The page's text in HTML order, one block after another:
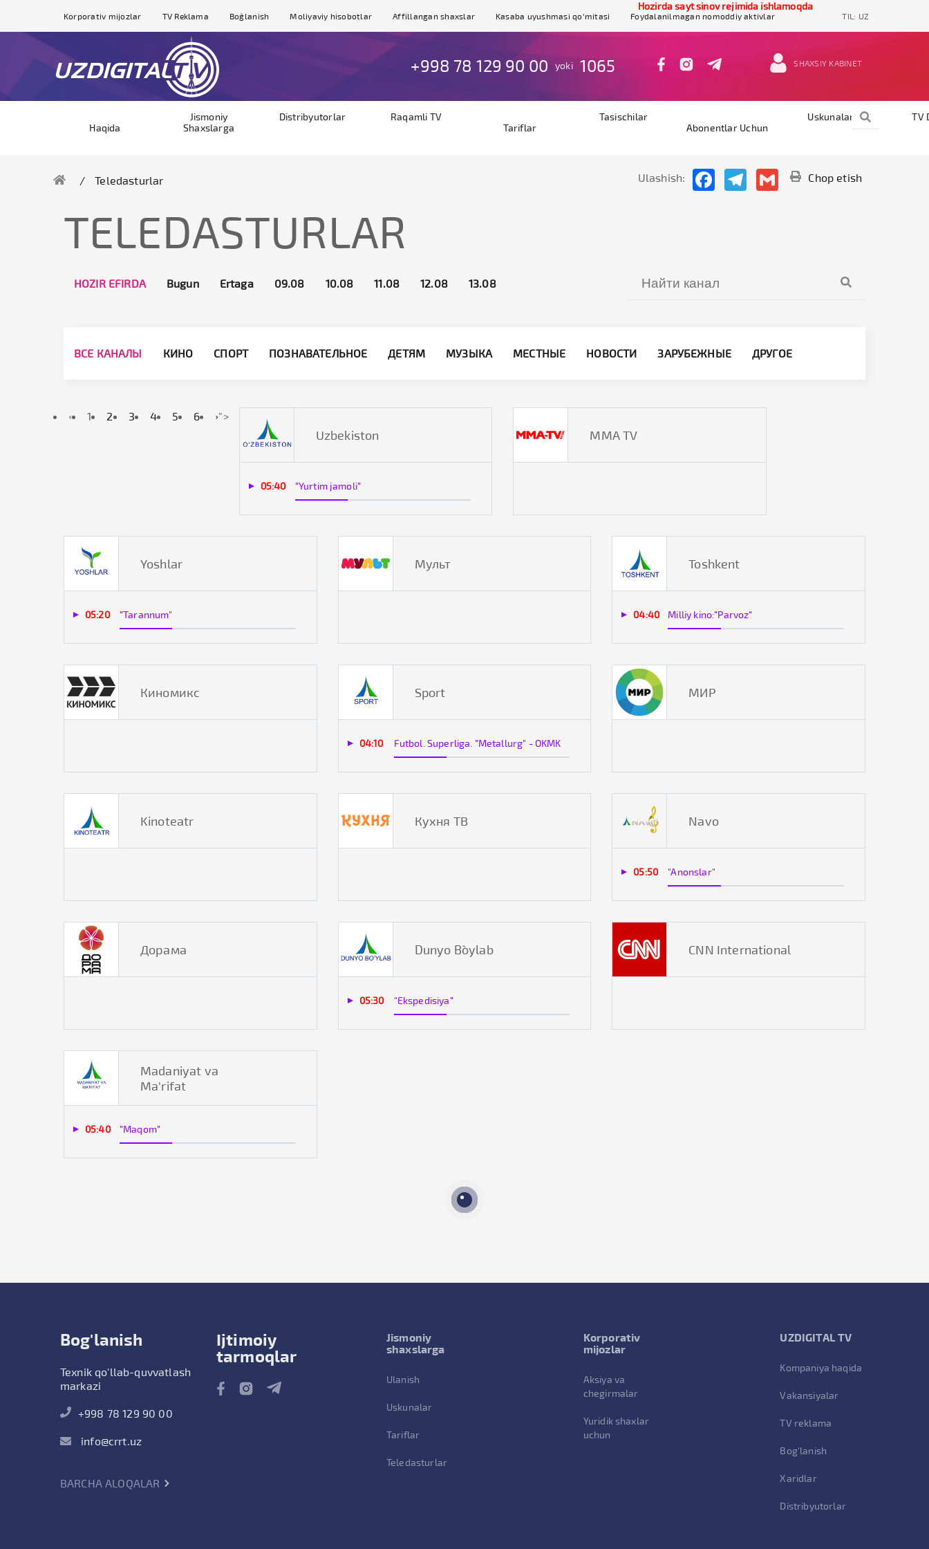
Hozirda sayt sinov rejimida ishlamoqda
Korporativ mijozlar TV Reklama Bog`lanish Moliyaviy hisobotlar Affillangan shaxslar Kasaba uyushmasi qo'mitasi Foydalanilmagan nomoddiy aktivlar TIL: UZ
+998 78 129 90 00 yoki 1065 SHAXSIY KABINET
Haqida
Jismoniy
Shaxslarga
Distribyutorlar
Raqamli TV
Tariflar
Tasischilar
Abonentlar Uchun
Uskunalar TV
Teledasturlar Ulashish: FacebookTelegramGmail Chop etish
TELEDASTURLAR
HOZIR EFIRDA Bugun Ertaga 09.08 10.08 11.08 12.08 13.08
ВСЕ КАНАЛЫ КИНО СПОРТ ПОЗНАВАТЕЛЬНОЕ ДЕТЯМ МУЗЫКА МЕСТНЫЕ НОВОСТИ ЗАРУБЕЖНЫЕ ДРУГОЕ
‹ 1 2 3 4 5 6 ›">
Uzbekiston
05:40 "Yurtim jamoli"
ММА TV
Yoshlar
05:20 "Tarannum"
Мульт Toshkent
04:40 Milliy kino:"Parvoz"
Киномикс Sport
04:10 Futbol. Superliga. "Metallurg" - OKMK
МИР
Kinoteatr Кухня ТВ Navo
05:50 "Anonslar"
Дорама Dunyo Bo`ylab
05:30 "Ekspedisiya"
CNN International
Madaniyat va
Ma'rifat
05:40 "Maqom"
Bog'lanish
Texnik qo'llab-quvvatlash
markazi
+998 78 129 90 00
info@crrt.uz
BARCHA ALOQALAR
Ijtimoiy
tarmoqlar
Jismoniy
shaxslarga
Ulanish
Uskunalar
Tariflar
Teledasturlar
Korporativ
mijozlar
Aksiya va
chegirmalar
Yuridik shaxlar
uchun
UZDIGITAL TV
Kompaniya haqida
Vakansiyalar
TV reklama
Bog'lanish
Xaridlar
Distribyutorlar